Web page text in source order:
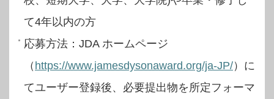
て4年以内の方
応募方法：JDA ホームページ
（ https://www.jamesdysonaward.org/ja-JP/）に
てユーザー登録後、必要提出物を所定フォーマ